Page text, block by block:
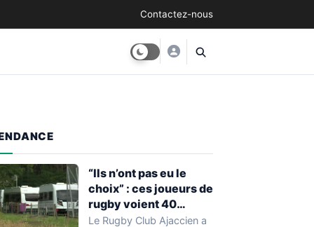
Contactez-nous
“Ils n’ont pas eu le
choix” : ces joueurs de
rugby voient 40
caravanes de gens du
Le Rugby Club Ajaccien a